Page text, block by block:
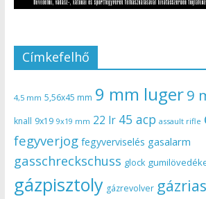
Címkefelhő
4,5 mm 5,56x45 mm 9 mm luger9
knall 9x19 9x19 mm 22 lr 45 acp assault rifle
fegyverjog fegyverviselés gasalarm
gasschreckschuss glock
gázpisztoly gázrevolver